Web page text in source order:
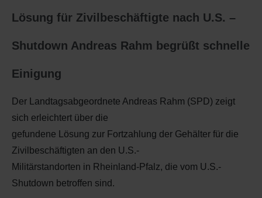
Lösung für Zivilbeschäftigte nach U.S. –
Shutdown Andreas Rahm begrüßt schnelle
Einigung
Der Landtagsabgeordnete Andreas Rahm (SPD) zeigt
sich erleichtert über die
gefundene Lösung zur Fortzahlung der Gehälter für die
Zivilbeschäftigten an den U.S.-
Militärstandorten in Rheinland-Pfalz, die vom U.S.-
Shutdown betroffen sind.